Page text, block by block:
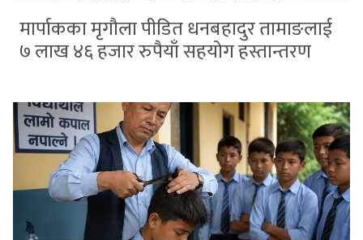
मार्पाकका मृगौला पीडित धनबहादुर तामाङलाई
७ लाख ४६ हजार रुपैयाँ सहयोग हस्तान्तरण